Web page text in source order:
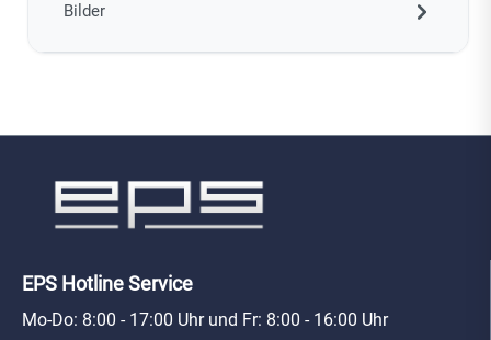
Bilder
EPS Hotline Service
Mo-Do: 8:00 - 17:00 Uhr und Fr: 8:00 - 16:00 Uhr